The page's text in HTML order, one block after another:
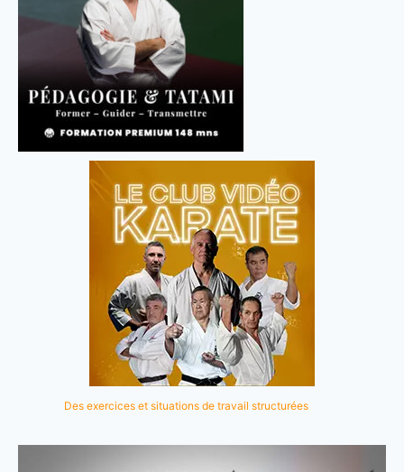
Des exercices et situations de travail structurées